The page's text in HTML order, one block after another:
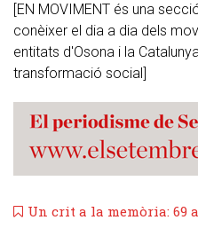
[EN MOVIMENT és una
conèixer el dia a dia dels
entitats d'Osona i la
transformació social]
​Un crit a la memòria: 69